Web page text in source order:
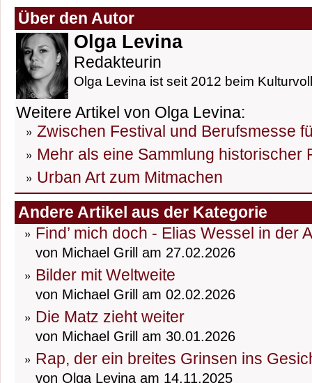
Über den Autor
Olga Levina
Redakteurin
Olga Levina ist seit 2012 beim
Weitere Artikel von Olga Levina:
Zwischen Festival und Berufsmesse
Mehr als eine Sammlung historischer
Urban Art zum Mitmachen
Andere Artikel aus der Kategorie
Find’ mich doch - Elias Wessel in der
von Michael Grill am 27.02.2026
Bilder mit Weltweite
von Michael Grill am 02.02.2026
Die Matz zieht weiter
von Michael Grill am 30.01.2026
Rap, der ein breites Grinsen ins
von Olga Levina am 14.11.2025